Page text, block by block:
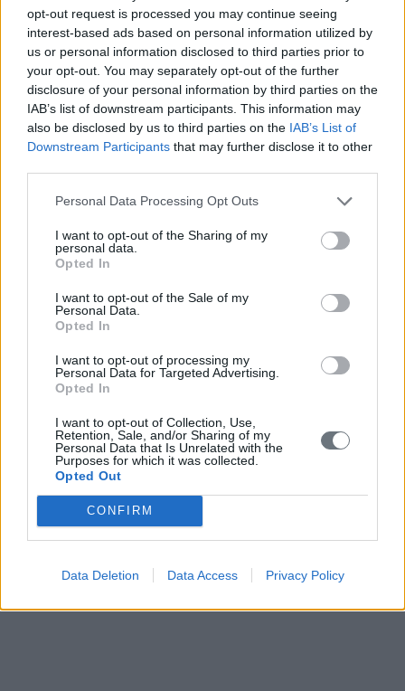
opt-out request is processed you may continue seeing
interest-based ads based on personal information utilized by
us or personal information disclosed to third parties prior to
your opt-out. You may separately opt-out of the further
disclosure of your personal information by third parties on the
IAB’s list of downstream participants. This information may
also be disclosed by us to third parties on the IAB’s List of
Downstream Participants that may further disclose it to other
Personal Data Processing Opt Outs
I want to opt-out of the Sharing of my
personal data.
Opted In
I want to opt-out of the Sale of my
Personal Data.
Opted In
I want to opt-out of processing my
Personal Data for Targeted Advertising.
Opted In
I want to opt-out of Collection, Use,
Retention, Sale, and/or Sharing of my
Personal Data that Is Unrelated with the
Purposes for which it was collected.
Opted Out
CONFIRM
Data Deletion Data Access Privacy Policy